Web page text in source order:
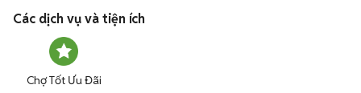
Các dịch vụ và tiện ích
Chợ Tốt Ưu Đãi